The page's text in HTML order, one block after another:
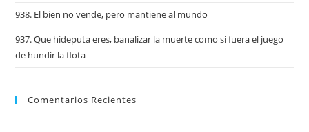
938. El bien no vende, pero mantiene al mundo
937. Que hideputa eres, banalizar la muerte como si fuera el juego
de hundir la flota
Comentarios Recientes